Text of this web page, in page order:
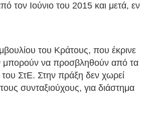
τον Ιούνιο του 2015 και μετά, εν
του Κράτους, που έκρινε
μπορούν να προσβληθούν από τα
ΣτΕ. Στην πράξη δεν χωρεί
συνταξιούχους, για διάστημα